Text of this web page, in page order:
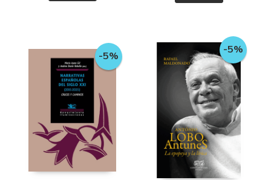
-5% -5%